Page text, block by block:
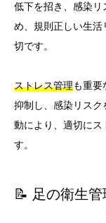
低下を招き、感染
め、規則正しい生
切です。
ストレス管理も重要
抑制し、感染リス
動により、適切にス
す。
📝 足の衛生管